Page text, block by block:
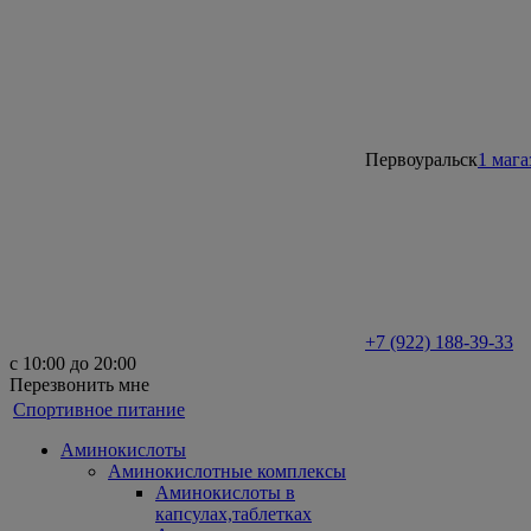
Первоуральск1
+7 (922) 188-39-33
с 10:00 до 20:00
Перезвонить мне
Спортивное питание
Аминокислоты
Аминокислотные комплексы
Аминокислоты в
капсулах,таблетках